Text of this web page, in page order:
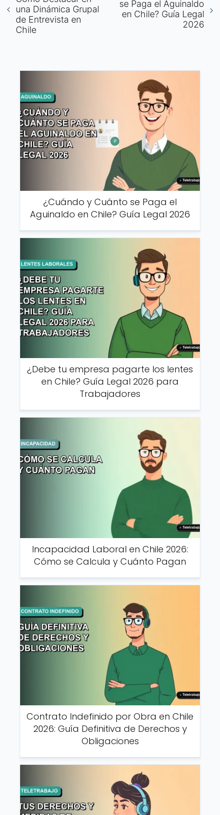
una Dinámica Grupal
de Entrevista en
Chile
se Paga el Aguinaldo
en Chile? Guía Legal
2026
¿Cuándo y Cuánto se Paga el
Aguinaldo en Chile? Guía Legal 2026
¿Debe tu empresa pagarte los lentes
en Chile? Guía Legal 2026 para
Trabajadores
Incapacidad Laboral en Chile 2026:
Cómo se Calcula y Cuánto Pagan
Contrato Indefinido por Obra en Chile
2026: Guía Definitiva de Derechos y
Obligaciones